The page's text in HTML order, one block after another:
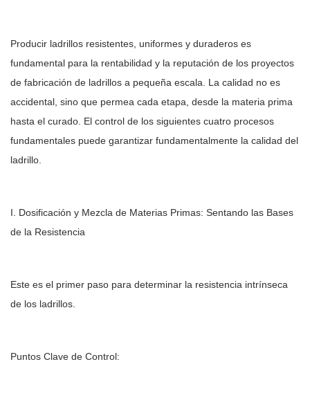
Producir ladrillos resistentes, uniformes y duraderos es
fundamental para la rentabilidad y la reputación de los proyectos
de fabricación de ladrillos a pequeña escala. La calidad no es
accidental, sino que permea cada etapa, desde la materia prima
hasta el curado. El control de los siguientes cuatro procesos
fundamentales puede garantizar fundamentalmente la calidad del
ladrillo.
I. Dosificación y Mezcla de Materias Primas: Sentando las Bases
de la Resistencia
Este es el primer paso para determinar la resistencia intrínseca
de los ladrillos.
Puntos Clave de Control: